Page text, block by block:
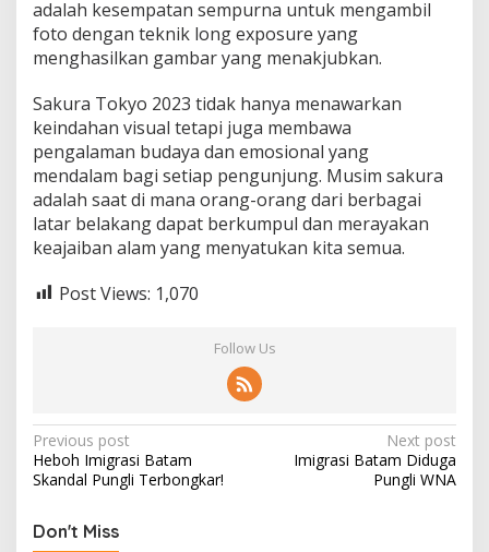
adalah kesempatan sempurna untuk mengambil
foto dengan teknik long exposure yang
menghasilkan gambar yang menakjubkan.
Sakura Tokyo 2023 tidak hanya menawarkan
keindahan visual tetapi juga membawa
pengalaman budaya dan emosional yang
mendalam bagi setiap pengunjung. Musim sakura
adalah saat di mana orang-orang dari berbagai
latar belakang dapat berkumpul dan merayakan
keajaiban alam yang menyatukan kita semua.
Post Views: 1,070
Follow Us
Post
navigation
Previous post
Heboh Imigrasi Batam
Skandal Pungli Terbongkar!
Next post
Imigrasi Batam Diduga
Pungli WNA
Don't Miss